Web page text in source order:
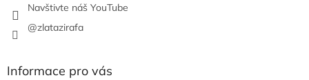
Navštivte náš YouTube
@zlatazirafa
Informace pro vás